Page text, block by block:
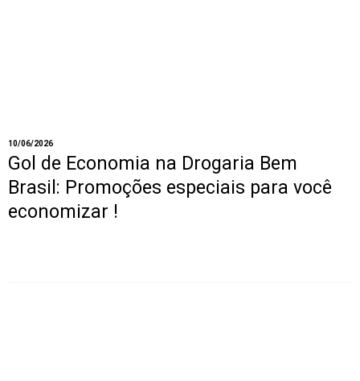
10/06/2026
Gol de Economia na Drogaria Bem
Brasil: Promoções especiais para você
economizar !